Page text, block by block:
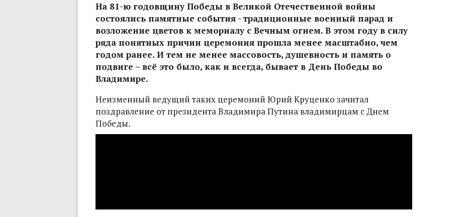
На 81-ю годовщину Победы в Великой Отечественной войны
состоялись памятные события - традиционные военный парад и
возложение цветов к мемориалу с Вечным огнем. В этом году в силу
ряда понятных причин церемония прошла менее масштабно, чем
годом ранее. И тем не менее массовость, душевность и память о
подвиге – всё это было, как и всегда, бывает в День Победы во
Владимире.
Неизменный ведущий таких церемоний Юрий Круценко зачитал
поздравление от президента Владимира Путина владимирцам с Днем
Победы.